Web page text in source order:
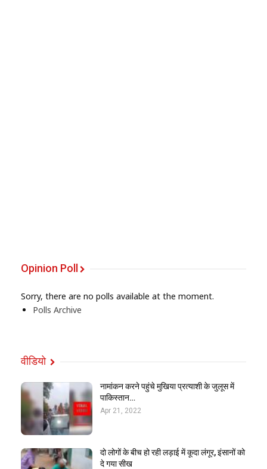
Opinion Poll
Sorry, there are no polls available at the moment.
Polls Archive
वीडियो
नामांकन करने पहुंचे मुखिया प्रत्याशी के जुलूस में
पाकिस्तान…
Apr 21, 2022
दो लोगों के बीच हो रही लड़ाई में कूदा लंगूर, इंसानों को
दे गया सीख